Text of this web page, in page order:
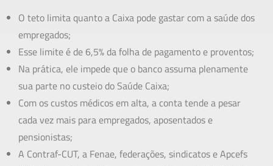
O teto limita quanto a Caixa pode gastar com a saúde dos
empregados;
Esse limite é de 6,5% da folha de pagamento e proventos;
Na prática, ele impede que o banco assuma plenamente
sua parte no custeio do Saúde Caixa;
Com os custos médicos em alta, a conta tende a pesar
cada vez mais para empregados, aposentados e
pensionistas;
A Contraf-CUT, a Fenae, federações, sindicatos e Apcefs